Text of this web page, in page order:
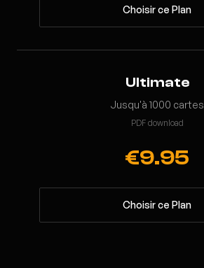
Choisir ce Plan
Ultimate
Jusqu'à 1000 cartes
PDF download
€9.95
Choisir ce Plan